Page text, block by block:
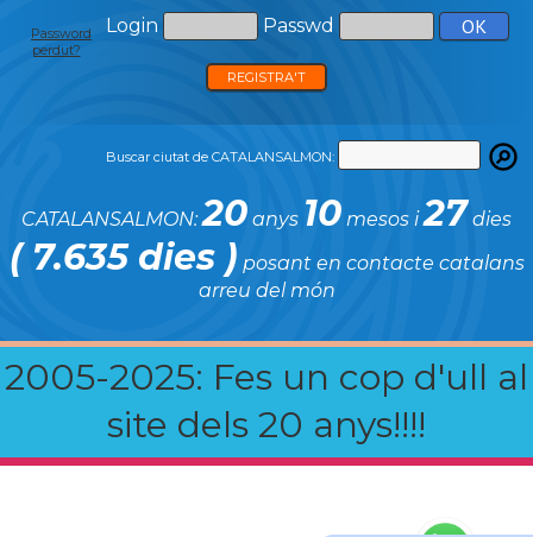
Login Passwd
Password
perdut?
REGISTRA'T
Buscar ciutat de CATALANSALMON:
CATALANSALMON:20 anys 10 mesos i27 dies
( 7.635 dies ) posant en contacte catalans
arreu del món
2005-2025: Fes un cop d'ull al
site dels 20 anys!!!!